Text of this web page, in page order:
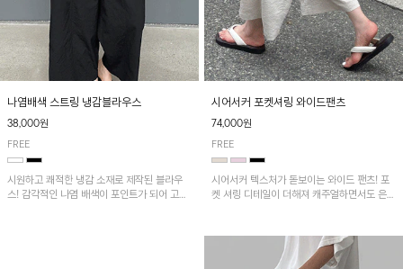
나염배색 스트링 냉감블라우스
38,000원
FREE
시원하고 쾌적한 냉감 소재로 제작된 블라우
스! 감각적인 나염 배색이 포인트가 되어 고급
시어서커 포켓셔링 와이드팬츠
74,000원
FREE
시어서커 텍스처가 돋보이는 와이드 팬츠! 포
켓 셔링 디테일이 더해져 캐주얼하면서도 은은
다. 가볍고 쾌적한 착용감으로 여름철 데일리
아이템으로 활용하기 좋아요~